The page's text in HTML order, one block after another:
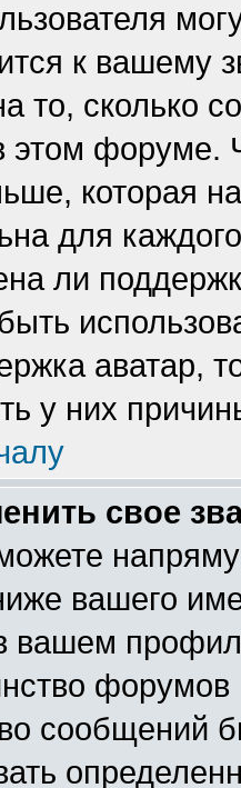
к вашему
то, сколько
этом форуме.
которая
для
ли
аватар,
у них
свое
вашего
вашем
форумов
сообщений